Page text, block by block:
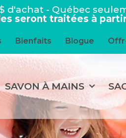
d'achat - Québec
seront traitées à
Bienfaits Blogue
SAVON À MAINS